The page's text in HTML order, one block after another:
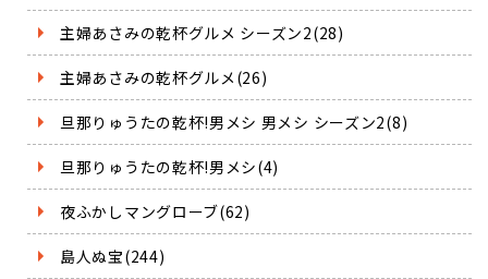
主婦あさみの乾杯グルメ シーズン2(28)
主婦あさみの乾杯グルメ(26)
旦那りゅうたの乾杯!男メシ 男メシ シーズン2(8)
旦那りゅうたの乾杯!男メシ(4)
夜ふかしマングローブ(62)
島人ぬ宝(244)